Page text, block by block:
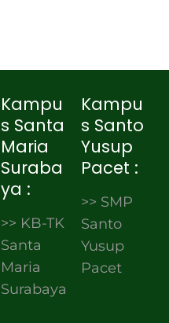
Kampu
s Santa
Maria
Suraba
ya :
>> KB-TK
Santa
Maria
Surabaya
Kampu
s Santo
Yusup
Pacet :
>> SMP
Santo
Yusup
Pacet